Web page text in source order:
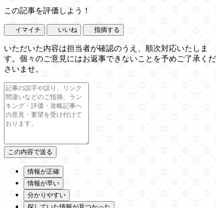
この記事を評価しよう！
イマイチ いいね 指摘する
いただいた内容は担当者が確認のうえ、順次対応いたしま
す。個々のご意見にはお返事できないことを予めご了承くだ
さいませ。
情報が正確
情報が早い
分かりやすい